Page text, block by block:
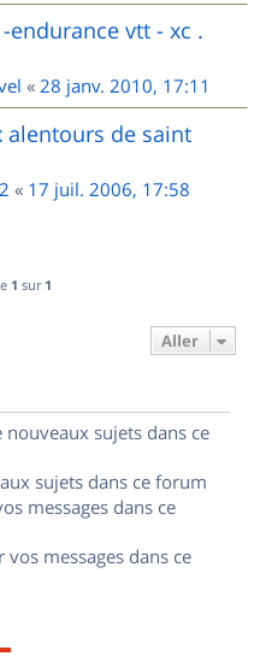
endurance vtt - xc .
« 28 janv. 2010, 17:11
alentours de saint
« 17 juil. 2006, 17:58
1 sur 1
Aller
sujets dans ce
sujets dans ce forum
messages dans ce
messages dans ce